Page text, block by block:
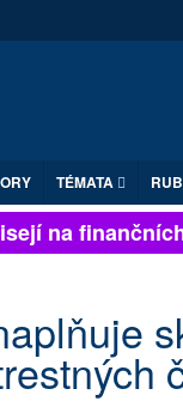
TÉMATA
na finančních